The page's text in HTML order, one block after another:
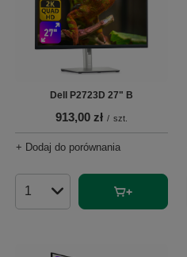
Dell P2723D 27" B
913,00 zł / szt.
+ Dodaj do porównania
Ilość produktów